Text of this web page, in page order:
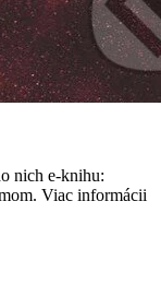
nich e-knihu:
Viac informácii